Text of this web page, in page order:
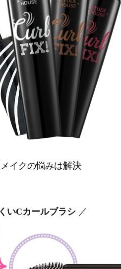
イクの悩みは解決
いCカールブラシ／